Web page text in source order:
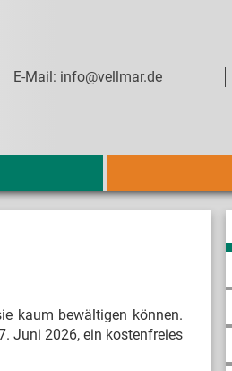
E-Mail: info@vellmar.de
kaum bewältigen können.
Juni 2026, ein kostenfreies